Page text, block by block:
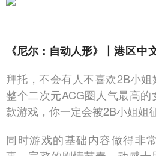
《尼尔：自动人形》丨 港区中
拜托，不会有人不喜欢2B小姐
整个二次元ACG圈人气最高
款游戏，你一定会被2B小姐姐征
同时游戏的基础内容做得非